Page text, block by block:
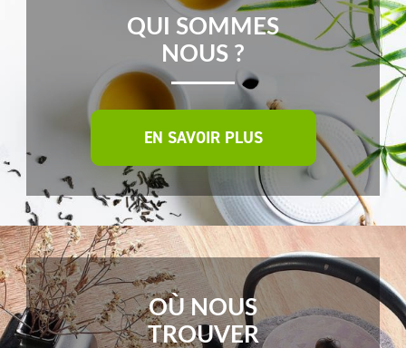
QUI SOMMES
NOUS ?
EN SAVOIR PLUS
OÙ NOUS
TROUVER